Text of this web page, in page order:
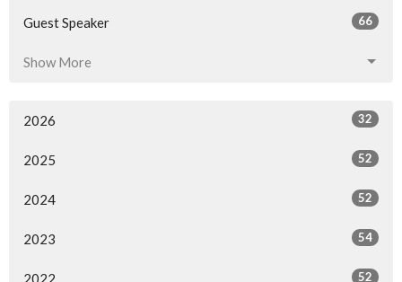
Guest Speaker 66
Show More
2026 32
2025 52
2024 52
2023 54
2022 52